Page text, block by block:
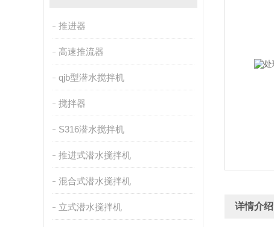
推进器
高速推流器
qjb型潜水搅拌机
搅拌器
S316潜水搅拌机
推进式潜水搅拌机
混合式潜水搅拌机
立式潜水搅拌机 详情介绍